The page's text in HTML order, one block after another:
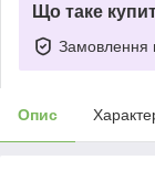
Що таке
Замовлення
Опис